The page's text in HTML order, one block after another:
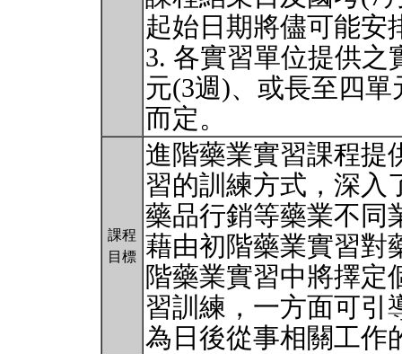
起始日期將儘可能安
3. 各實習單位提供之
元(3週)、或長至四
而定。
課程
目標
進階藥業實習課程提
習的訓練方式，深入
藥品行銷等藥業不同
藉由初階藥業實習對
階藥業實習中將擇定
習訓練，一方面可引
為日後從事相關工作